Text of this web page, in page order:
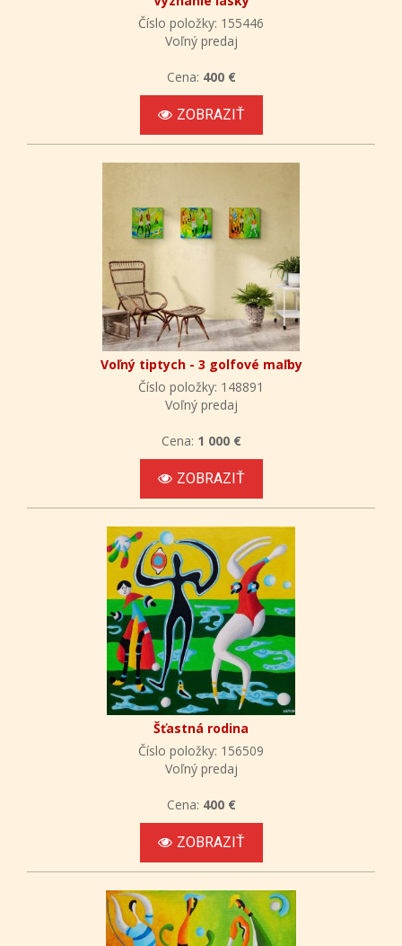
Číslo položky: 155446
Voľný predaj
Cena: 400 €
ZOBRAZIŤ
Voľný tiptych - 3 golfové maľby
Číslo položky: 148891
Voľný predaj
Cena: 1 000 €
ZOBRAZIŤ
Šťastná rodina
Číslo položky: 156509
Voľný predaj
Cena: 400 €
ZOBRAZIŤ